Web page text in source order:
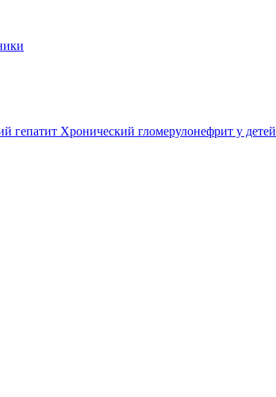
гепатит Хронический гломерулонефрит у детей